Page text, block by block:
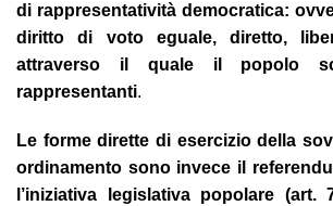
di rappresentatività democratica:
diritto di voto eguale, diretto,
attraverso il quale il popolo
rappresentanti.
Le forme dirette di esercizio della
ordinamento sono invece il
l’iniziativa legislativa popolare (art.